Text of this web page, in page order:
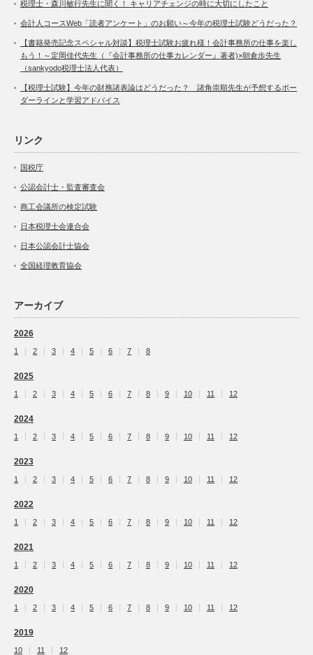
税理士・森川敏行先生に聞く！ キャリアチェンジの時に大切にしたこと
会計人コースWeb「読者アンケート」のお願い～今年の税理士試験どうだった？
【書籍発売記念スペシャル対談】税理士試験お疲れ様！会計事務所の仕事を楽し
もう！～定岡佳代先生（『会計事務所の仕事カレンダー』著者)×朝倉歩先生
（sankyodo税理士法人代表）
【税理士試験】今年の財務諸表論はどうだった？ 諸角崇順先生が予想するボー
ダーラインと学習アドバイス
リンク
国税庁
公認会計士・監査審査会
商工会議所の検定試験
日本税理士会連合会
日本公認会計士協会
全国経理教育協会
アーカイブ
2026
1 2 3 4 5 6 7 8
2025
1 2 3 4 5 6 7 8 9 10 11 12
2024
1 2 3 4 5 6 7 8 9 10 11 12
2023
1 2 3 4 5 6 7 8 9 10 11 12
2022
1 2 3 4 5 6 7 8 9 10 11 12
2021
1 2 3 4 5 6 7 8 9 10 11 12
2020
1 2 3 4 5 6 7 8 9 10 11 12
2019
10 11 12